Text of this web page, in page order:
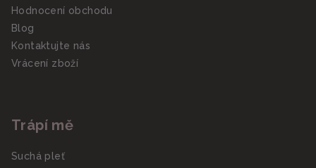
Hodnocení obchodu
Blog
Kontaktujte nás
Vrácení zboží
Trápí mě
Suchá pleť